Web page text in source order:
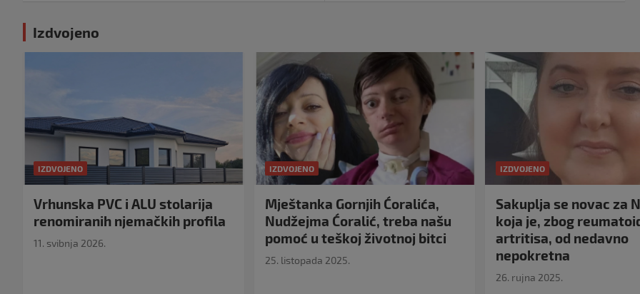
Izdvojeno
IZDVOJENO
Vrhunska PVC i ALU stolarija
renomiranih njemačkih profila
11. svibnja 2026.
IZDVOJENO
Mještanka Gornjih Ćoralića,
Nudžejma Ćoralić, treba našu
pomoć u teškoj životnoj bitci
25. listopada 2025.
IZDVOJENO
Sakuplja se novac za
koja je, zbog
artritisa, od nedavno
nepokretna
26. rujna 2025.